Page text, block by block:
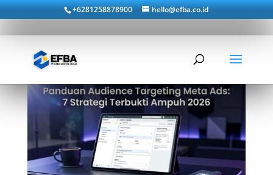
+6281258878900 hello@efba.co.id